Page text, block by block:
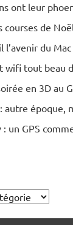
ont leur
courses de
l’avenir du Mac
wifi tout beau
en 3D au
autre époque,
un GPS